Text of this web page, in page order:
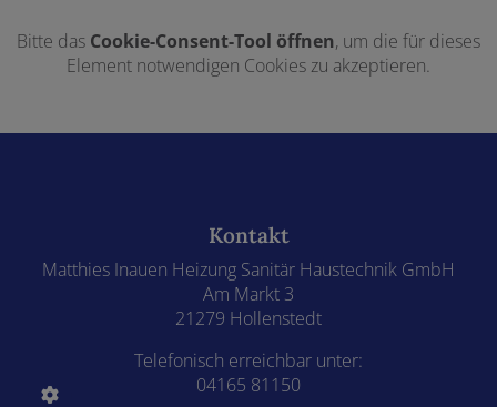
Bitte das Cookie-Consent-Tool öffnen, um die für dieses
Element notwendigen Cookies zu akzeptieren.
Kontakt
Matthies Inauen Heizung Sanitär Haustechnik GmbH
Am Markt 3
21279 Hollenstedt
Telefonisch erreichbar unter:
04165 81150